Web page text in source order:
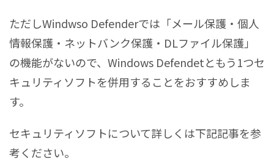
ただしWindwso Defenderでは「メール保護・個人
情報保護・ネットバンク保護・DLファイル保護」
の機能がないので、Windows Defendetともう1つセ
キュリティソフトを併用することをおすすめしま
す。
セキュリティソフトについて詳しくは下記記事を参
考ください。